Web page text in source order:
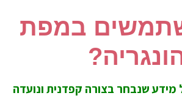
במפת
שנבחר בצורה קפדנית ונועדה